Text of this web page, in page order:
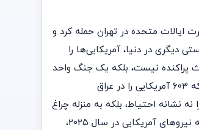
شروع کرد. آن هم نه امروز بلکه چهارم نوامبر ۱۹۷۹ (۱۳ آبان ۱۳۵۸) زمانی که به سفارت ایالات متحده در تهران حمله کرد و
دیگری در دنیا، آمریکایی‌ها را
پراکنده نیست، بلکه یک جنگ واحد
و پیوسته است که آیت‌الله‌ها ۴۷ سال است در حال پیش‌ بردن‌ آن‌اند. از بمب‌گذاری پادگان‌های بیروت در سال ۱۹۸۳ گرفته تا بمب‌های کنارجاده‌ای که ۶۰۳ آمریکایی را در عراق
احتیاط، بلکه به‌ منزله چراغ
سبز تفسیر کرد. این رژیم از قتل‌عام حدود یک هزار و ۲۰۰ نفر، از جمله ۴۶ آمریکایی در روز هفتم اکتبر به دست حماس گرفته تا بیش از ۱۸۰ حمله به نیروهای آمریکایی در سال ۲۰۲۵،